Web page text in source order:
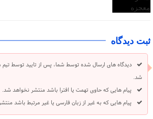
ثبت دیدگاه
دیدگاه های ارسال شده توسط شما، پس از تایید توسط
شد.
پیام هایی که حاوی تهمت یا افترا باشد منتشر نخواهد شد.
پیام هایی که به غیر از زبان فارسی یا غیر مرتبط باشد